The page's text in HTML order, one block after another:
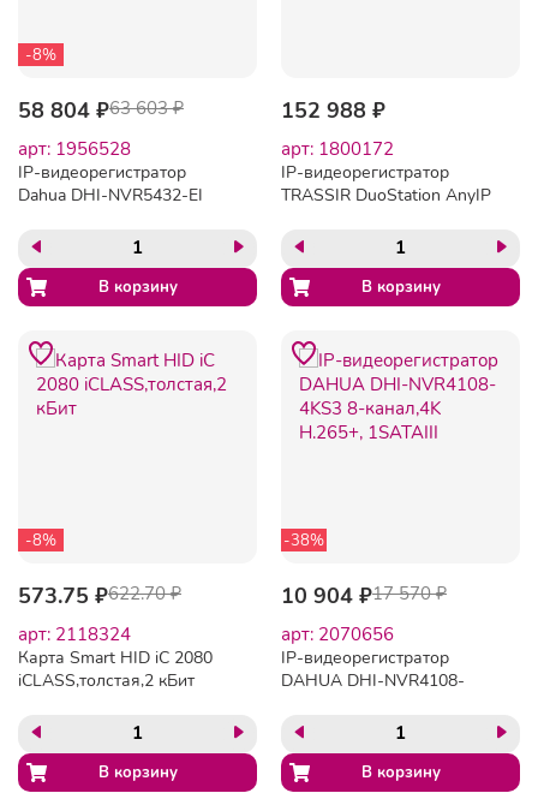
-8%
58 804 ₽63 603 ₽
арт: 1956528
IP-видеорегистратор
Dahua DHI-NVR5432-EI
152 988 ₽
арт: 1800172
IP-видеорегистратор
TRASSIR DuoStation AnyIP
-8%
573.75 ₽622.70 ₽
арт: 2118324
Карта Smart HID iC 2080
iCLASS,толстая,2 кБит
-38%
10 904 ₽17 570 ₽
арт: 2070656
IP-видеорегистратор
DAHUA DHI-NVR4108-
1SATAIII